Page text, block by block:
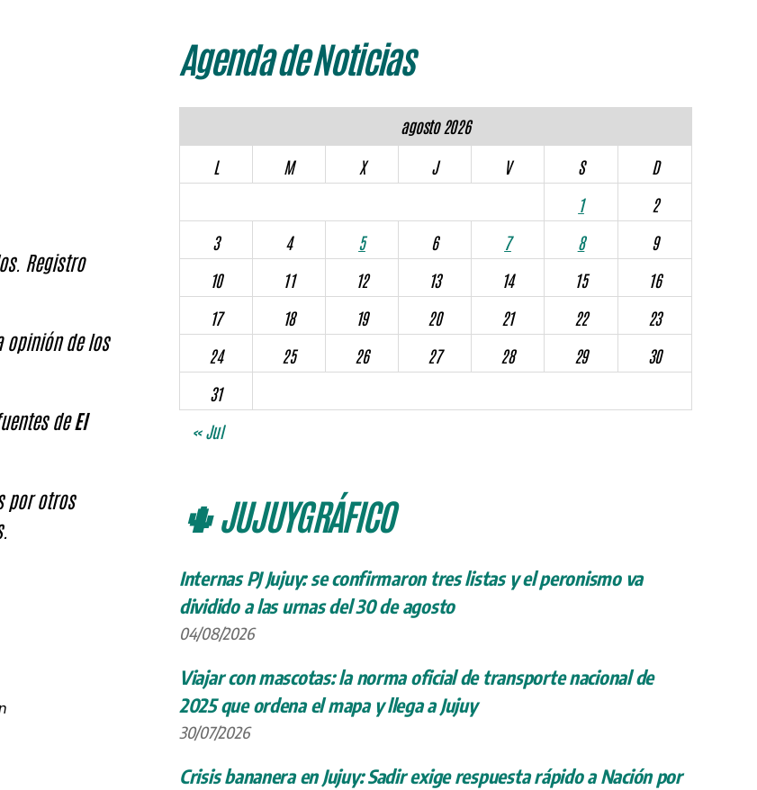
Registro
opinión de los
deEl
por otros
Agenda de Noticias
agosto 2026
L
M X J V S
D
1
2
3
4 5 6 7 8
9
10
11 12 13 14 15
16
17
18 19 20 21 22
23
24
25 26 27 28 29
30
31
« Jul
🌵 JUJUYGRÁFICO
Internas PJ Jujuy: se confirmaron tres listas y el peronismo va
dividido a las urnas del 30 de agosto
04/08/2026
Viajar con mascotas: la norma oficial de transporte nacional de
2025 que ordena el mapa y llega a Jujuy
30/07/2026
Crisis bananera en Jujuy: Sadir exige respuesta rápido a Nación por